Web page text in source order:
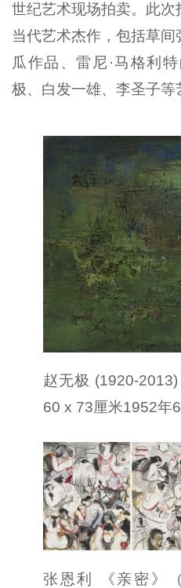
世纪艺术现场拍卖。此次
当代艺术杰作，包括草
瓜作品、雷尼·马格利
极、白发一雄、李圣子等
赵无极 (1920-
60 x 73厘米1952年
张恩利 《亲密》